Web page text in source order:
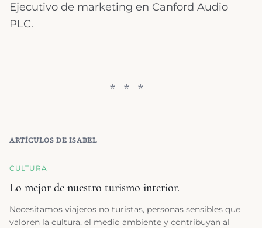
Ejecutivo de marketing en Canford Audio
PLC.
ARTÍCULOS DE ISABEL
CULTURA
Lo mejor de nuestro turismo interior.
Necesitamos viajeros no turistas, personas sensibles que
valoren la cultura, el medio ambiente y contribuyan al